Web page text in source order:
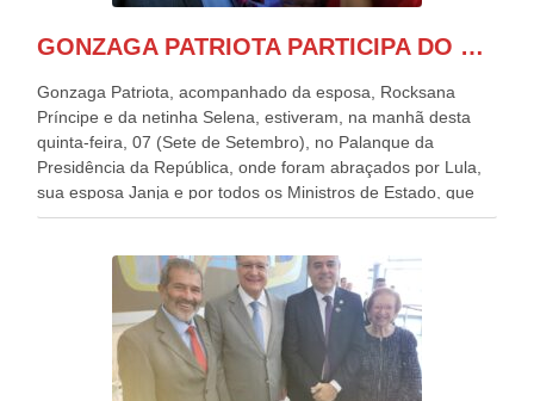
GONZAGA PATRIOTA PARTICIPA DO DESFILE DA INDEPENDÊNCIA NO PALANQUE DA PRESIDÊNCIA DA REPÚBLICA E É ABRAÇADO POR LULA E POR GERALDO ALCKMIN.
Gonzaga Patriota, acompanhado da esposa, Rocksana
Príncipe e da netinha Selena, estiveram, na manhã desta
quinta-feira, 07 (Sete de Setembro), no Palanque da
Presidência da República, onde foram abraçados por Lula,
sua esposa Janja e por todos os Ministros de Estado, que
estavam presentes, nos Desfiles da Independência da
outros desfiles, na Esplanada dos Ministérios, disse ter sido
o deste ano, o maior e o mais organizado de todos. “Há
quatro décadas, como Patriota até no nome, participo
anualmente dos desfiles de Sete de Setembro, na
Esplanada dos Ministérios, em Brasília. Este ano, o governo
preparou espaços com cadeiras e coberturas, para 30.000